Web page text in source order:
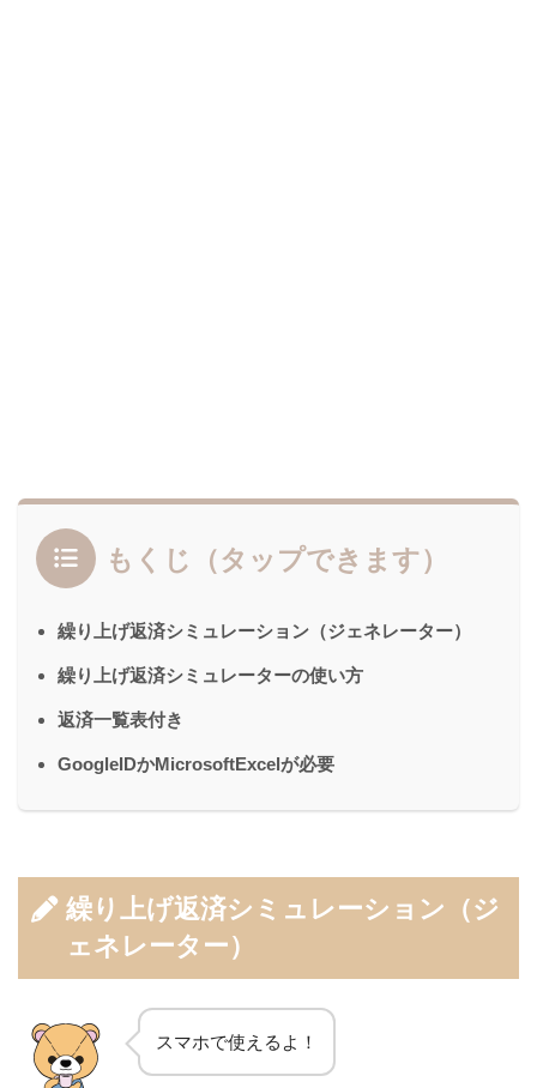
もくじ（タップできます）
繰り上げ返済シミュレーション（ジェネレーター）
繰り上げ返済シミュレーターの使い方
返済一覧表付き
GoogleIDかMicrosoftExcelが必要
繰り上げ返済シミュレーション（ジ
ェネレーター）
スマホで使えるよ！